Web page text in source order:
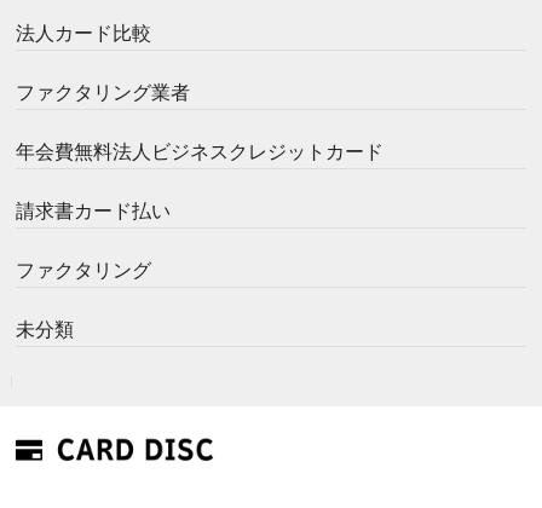
法人カード比較
ファクタリング業者
年会費無料法人ビジネスクレジットカード
請求書カード払い
ファクタリング
未分類